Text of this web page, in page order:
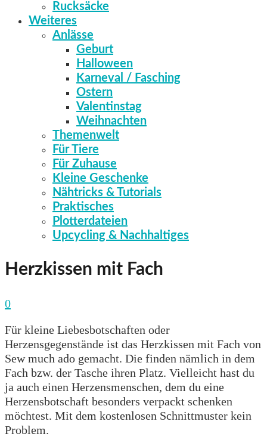
Rucksäcke
Weiteres
Anlässe
Geburt
Halloween
Karneval / Fasching
Ostern
Valentinstag
Weihnachten
Themenwelt
Für Tiere
Für Zuhause
Kleine Geschenke
Nähtricks & Tutorials
Praktisches
Plotterdateien
Upcycling & Nachhaltiges
Herzkissen mit Fach
0
Für kleine Liebesbotschaften oder
Herzensgegenstände ist das Herzkissen mit Fach von
Sew much ado gemacht. Die finden nämlich in dem
Fach bzw. der Tasche ihren Platz. Vielleicht hast du
ja auch einen Herzensmenschen, dem du eine
Herzensbotschaft besonders verpackt schenken
möchtest. Mit dem kostenlosen Schnittmuster kein
Problem.